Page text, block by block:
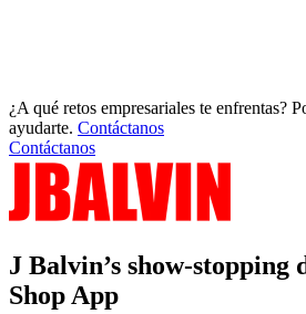
¿A qué retos empresariales te enfrentas?
ayudarte. Contáctanos
Contáctanos
J Balvin’s show-stopping
Shop App